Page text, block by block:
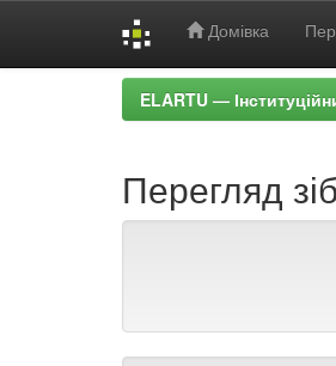
Домівка
ELARTU —
Перегляд